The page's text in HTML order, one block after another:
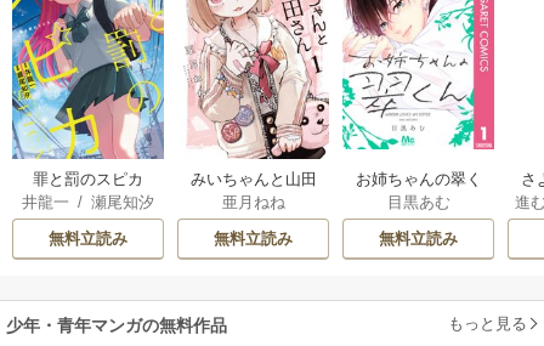
罪と罰のスピカ
井龍一 /瀬尾知汐
無料立読み
みいちゃんと山田
さん
亜月ねね
無料立読み
お姉ちゃんの翠く
ん
目黒あむ
無料立読み
さ
な
進
少年・青年マンガの無料作品 もっと見る